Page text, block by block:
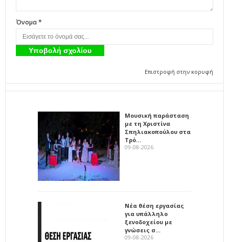
Όνομα *
Επιστροφή στην κορυφή
Μουσική παράσταση
με τη Χριστίνα
Σπηλιακοπούλου στα
Τρό…
09-08-2026
Νέα θέση εργασίας
για υπάλληλο
ξενοδοχείου με
γνώσεις σ…
09-08-2026